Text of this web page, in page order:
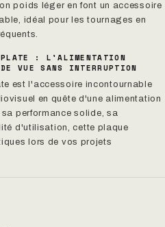
poids léger en font un accessoire
idéal pour les tournages en
PLATE : L'ALIMENTATION
VUE SANS INTERRUPTION
est l'accessoire incontournable
en quête d'une alimentation
performance solide, sa
d'utilisation, cette plaque
lors de vos projets